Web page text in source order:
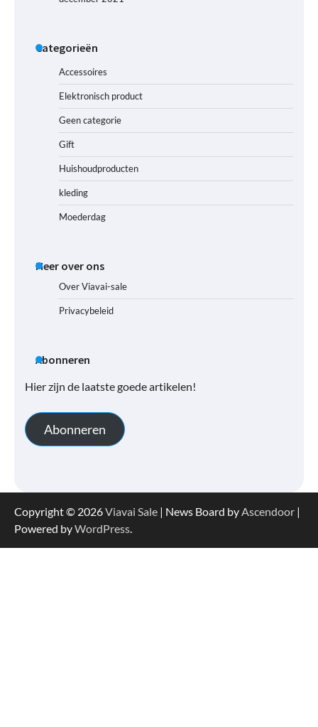
Categorieën
Accessoires
Elektronisch product
Geen categorie
Gift
Huishoudproducten
kleding
Moederdag
Meer over ons
Over Viavai-sale
Privacybeleid
Abonneren
Hier zijn de laatste goede artikelen!
Abonneren
Copyright © 2026Viavai Sale | News Board by Ascendoor |
Powered byWordPress